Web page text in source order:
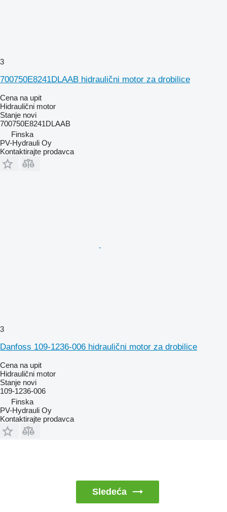
3
700750E8241DLAAB hidraulični motor za drobilice
Cena na upit
Hidraulični motor
Stanje novi
700750E8241DLAAB
Finska
PV-Hydrauli Oy
Kontaktirajte prodavca
3
Danfoss 109-1236-006 hidraulični motor za drobilice
Cena na upit
Hidraulični motor
Stanje novi
109-1236-006
Finska
PV-Hydrauli Oy
Kontaktirajte prodavca
Sledeća